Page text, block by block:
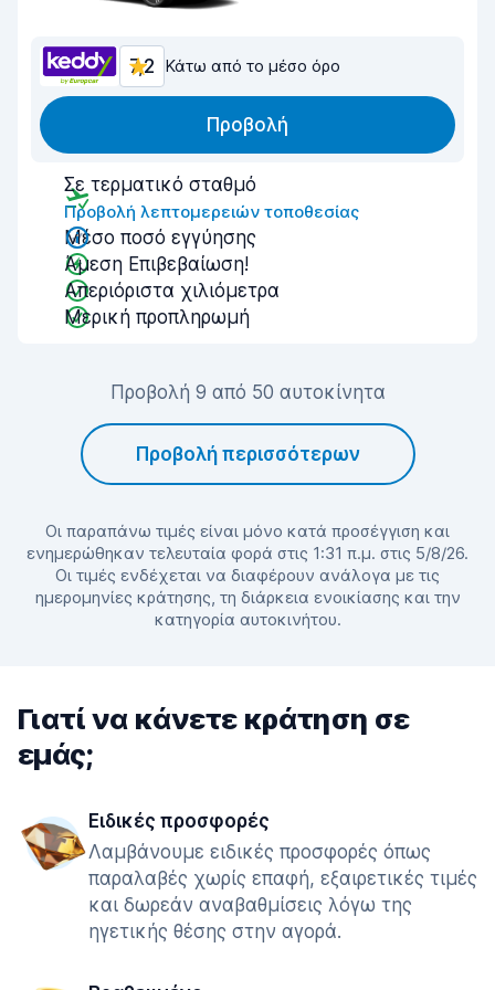
7,2 Κάτω από το μέσο όρο
Προβολή
Σε τερματικό σταθμό
Προβολή λεπτομερειών τοποθεσίας
Μέσο ποσό εγγύησης
Άμεση Επιβεβαίωση!
Απεριόριστα χιλιόμετρα
Μερική προπληρωμή
Προβολή 9 από 50 αυτοκίνητα
Προβολή περισσότερων
Οι παραπάνω τιμές είναι μόνο κατά προσέγγιση και
ενημερώθηκαν τελευταία φορά στις 1:31 π.μ. στις 5/8/26.
Οι τιμές ενδέχεται να διαφέρουν ανάλογα με τις
ημερομηνίες κράτησης, τη διάρκεια ενοικίασης και την
κατηγορία αυτοκινήτου.
Γιατί να κάνετε κράτηση σε
εμάς;
Ειδικές προσφορές
Λαμβάνουμε ειδικές προσφορές όπως
παραλαβές χωρίς επαφή, εξαιρετικές τιμές
και δωρεάν αναβαθμίσεις λόγω της
ηγετικής θέσης στην αγορά.